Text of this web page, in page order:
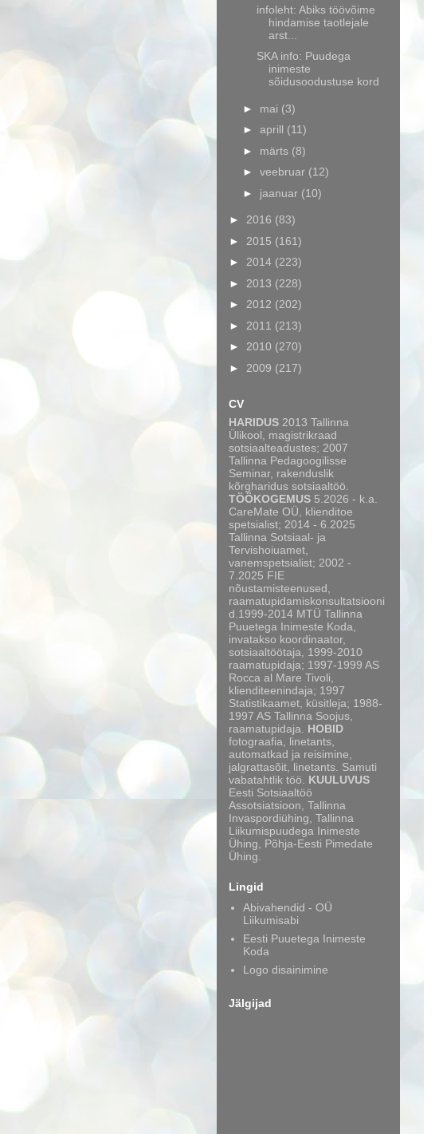
infoleht: Abiks töövõime
hindamise taotlejale
arst...
SKA info: Puudega
inimeste
sõidusoodustuse kord
► mai (3)
► aprill (11)
► märts (8)
► veebruar (12)
► jaanuar (10)
► 2016 (83)
► 2015 (161)
► 2014 (223)
► 2013 (228)
► 2012 (202)
► 2011 (213)
► 2010 (270)
► 2009 (217)
CV
HARIDUS 2013 Tallinna
Ülikool, magistrikraad
sotsiaalteadustes; 2007
Tallinna Pedagoogilisse
Seminar, rakenduslik
kõrgharidus sotsiaaltöö.
TÖÖKOGEMUS 5.2026 - k.a.
CareMate OÜ, klienditoe
spetsialist; 2014 - 6.2025
Tallinna Sotsiaal- ja
Tervishoiuamet,
vanemspetsialist; 2002 -
7.2025 FIE
nõustamisteenused,
raamatupidamiskonsultatsiooni
d.1999-2014 MTÜ Tallinna
Puuetega Inimeste Koda,
invatakso koordinaator,
sotsiaaltöötaja, 1999-2010
raamatupidaja; 1997-1999 AS
Rocca al Mare Tivoli,
klienditeenindaja; 1997
Statistikaamet, küsitleja; 1988-
1997 AS Tallinna Soojus,
raamatupidaja. HOBID
fotograafia, linetants,
automatkad ja reisimine,
jalgrattasõit, linetants. Samuti
vabatahtlik töö. KUULUVUS
Eesti Sotsiaaltöö
Assotsiatsioon, Tallinna
Invaspordiühing, Tallinna
Liikumispuudega Inimeste
Ühing, Põhja-Eesti Pimedate
Ühing.
Lingid
Abivahendid - OÜ
Liikumisabi
Eesti Puuetega Inimeste
Koda
Logo disainimine
Jälgijad